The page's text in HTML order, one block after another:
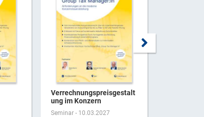
Verrechnungspreisgestalt
ung im Konzern
Seminar - 10.03.2027